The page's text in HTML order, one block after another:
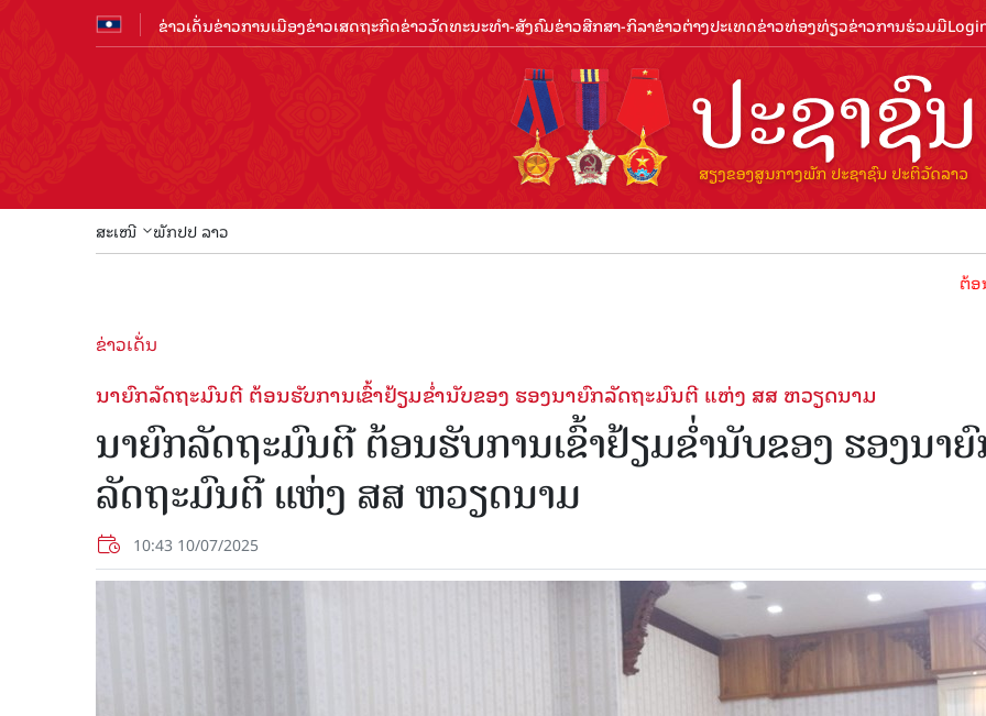
ຂ່າວເດັ່ນຂ່າວການເມືອງຂ່າວເສດຖະກິດຂ່າວວັດທະນະທຳ-ສັງຄົມຂ່າວສືກສາ-ກິລາຂ່າວຕ່າງປະເທດຂ່າວທ່ອງທ່ຽວຂ່າວການຮ່ວມມື
ສະເໜີ ພັກປປ ລາວ
ຕ້ອນຮັບປີ
ຂ່າວເດັ່ນ
ນາຍົກລັດຖະມົນຕີ ຕ້ອນຮັບການເຂົ້າຢ້ຽມຂໍ່ານັບຂອງ ຮອງນາຍົກລັດຖະມົນຕີ ແຫ່ງ ສສ ຫວຽດນາມ
ນາຍົກລັດຖະມົນຕີ ຕ້ອນຮັບການເຂົ້າຢ້ຽມຂໍ່ານັບຂອງ ຮອງນາ
ລັດຖະມົນຕີ ແຫ່ງ ສສ ຫວຽດນາມ
10:43 10/07/2025